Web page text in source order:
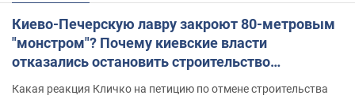
Киево-Печерскую лавру закроют 80-метровым
"монстром"? Почему киевские власти
отказались остановить строительство
Какая реакция Кличко на петицию по отмене строительства